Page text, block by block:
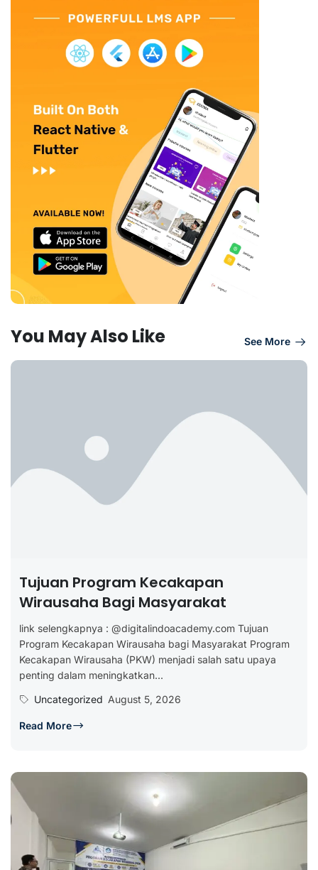
You May Also Like See More
Tujuan Program Kecakapan
Wirausaha Bagi Masyarakat
link selengkapnya : @digitalindoacademy.com Tujuan
Program Kecakapan Wirausaha bagi Masyarakat Program
Kecakapan Wirausaha (PKW) menjadi salah satu upaya
penting dalam meningkatkan...
Uncategorized August 5, 2026
Read More